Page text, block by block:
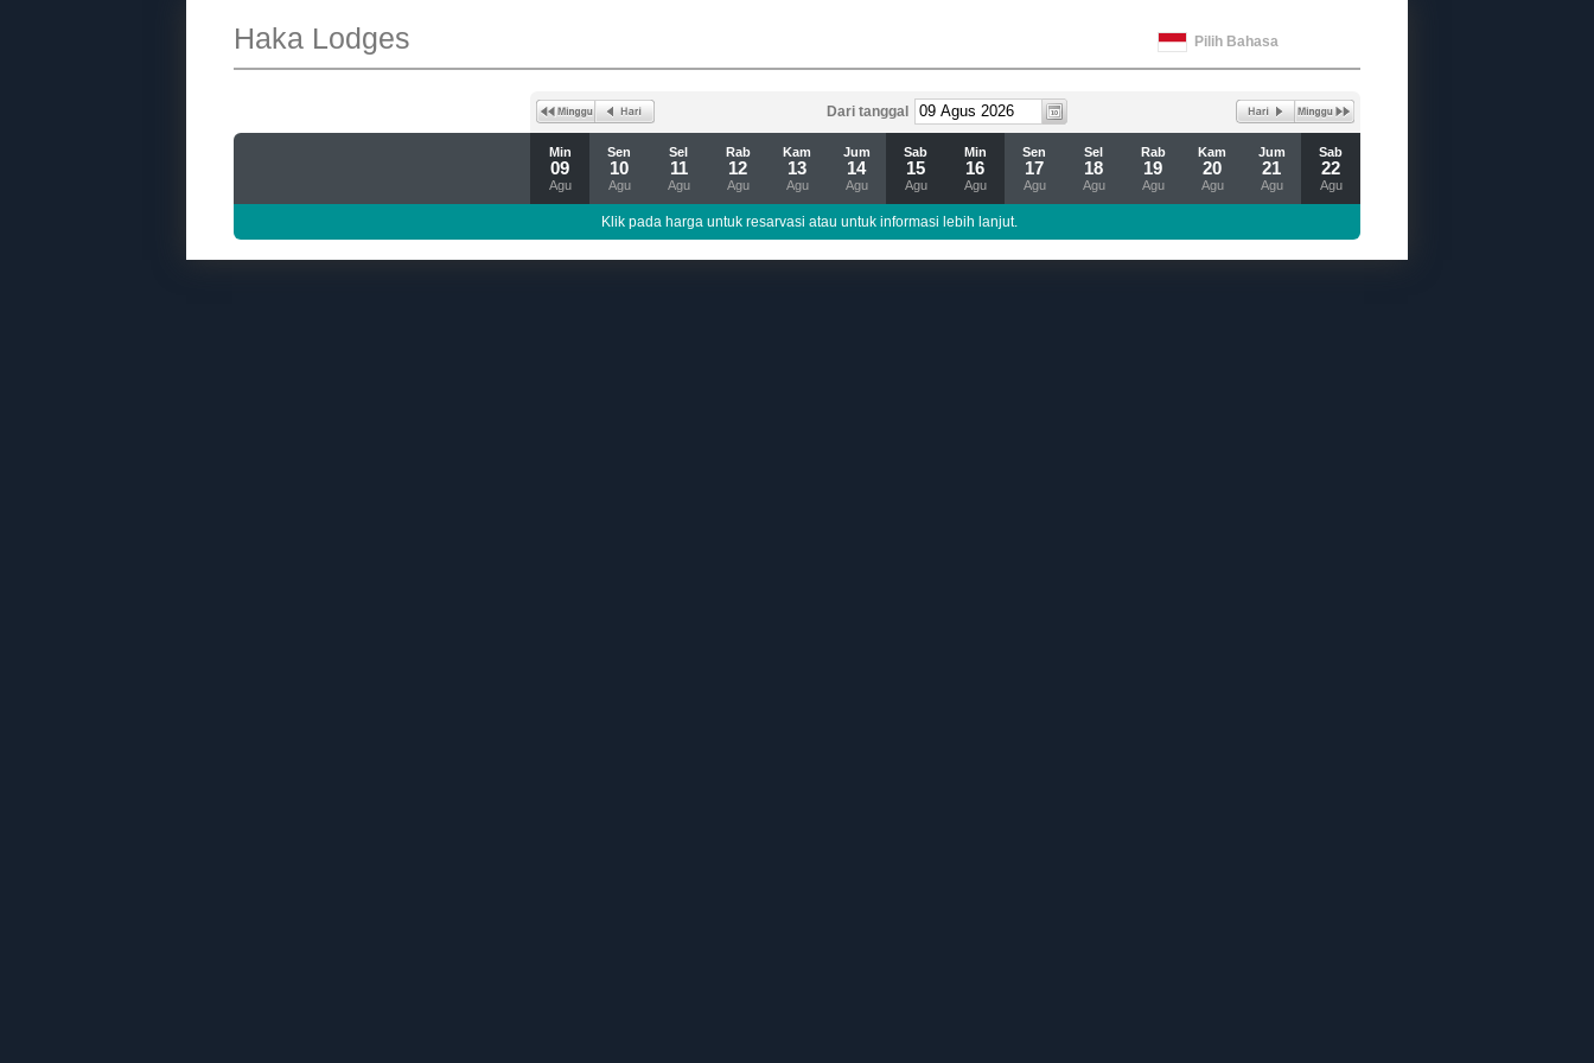
Pilih Bahasa
Haka Lodges
Dari tanggal
Min
09
Agu
Sen
10
Agu
Sel
11
Agu
Rab
12
Agu
Kam
13
Agu
Jum
14
Agu
Sab
15
Agu
Min
16
Agu
Sen
17
Agu
Sel
18
Agu
Rab
19
Agu
Kam
20
Agu
Jum
21
Agu
Sab
22
Agu
Klik pada harga untuk resarvasi atau untuk informasi lebih lanjut.